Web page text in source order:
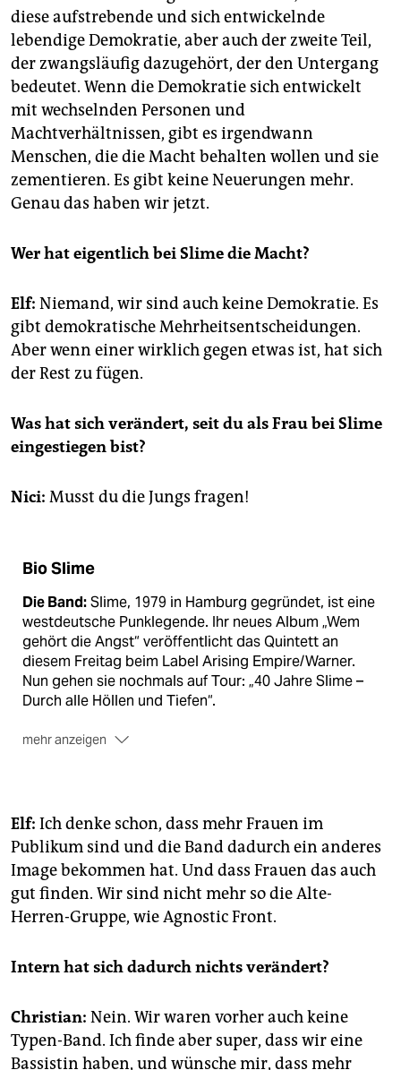
diese aufstrebende und sich entwickelnde
lebendige Demokratie, aber auch der zweite Teil,
der zwangsläufig dazugehört, der den Untergang
bedeutet. Wenn die Demokratie sich entwickelt
mit wechselnden Personen und
Machtverhältnissen, gibt es irgendwann
Menschen, die die Macht behalten wollen und sie
zementieren. Es gibt keine Neuerungen mehr.
Genau das haben wir jetzt.
Wer hat eigentlich bei Slime die Macht?
Elf: Niemand, wir sind auch keine Demokratie. Es
gibt demokratische Mehrheitsentscheidungen.
Aber wenn einer wirklich gegen etwas ist, hat sich
der Rest zu fügen.
Was hat sich verändert, seit du als Frau bei Slime
eingestiegen bist?
Nici: Musst du die Jungs fragen!
Bio Slime
Die Band:Slime, 1979 in Hamburg gegründet, ist eine
westdeutsche Punklegende. Ihr neues Album „Wem
gehört die Angst“ veröffentlicht das Quintett an
diesem Freitag beim Label Arising Empire/Warner.
Nun gehen sie nochmals auf Tour: „40 Jahre Slime –
Durch alle Höllen und Tiefen“.
mehr anzeigen
20. 3., Große Freiheit 36, Hamburg;
3. 4., Mergener Hof, Trier;
4. 4., Musikbunker, Aachen
Elf: Ich denke schon, dass mehr Frauen im
Publikum sind und die Band dadurch ein anderes
Image bekommen hat. Und dass Frauen das auch
gut finden. Wir sind nicht mehr so die Alte-
Herren-Gruppe, wie Agnostic Front.
Intern hat sich dadurch nichts verändert?
Christian: Nein. Wir waren vorher auch keine
Typen-Band. Ich finde aber super, dass wir eine
Bassistin haben, und wünsche mir, dass mehr